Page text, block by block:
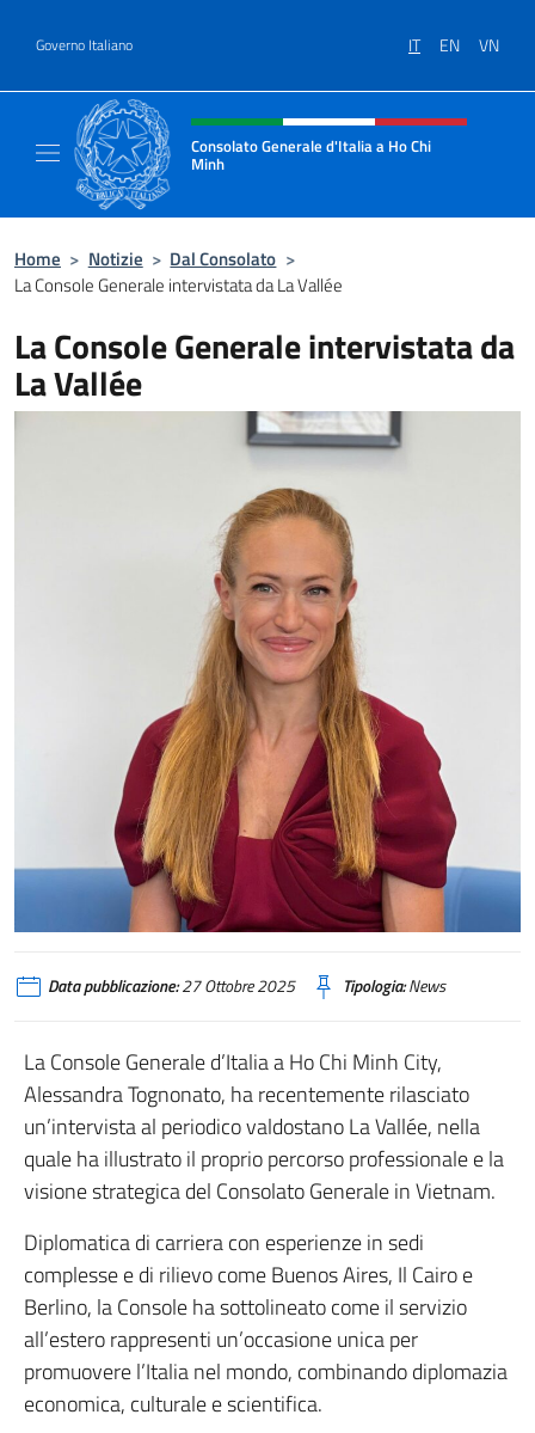
Governo Italiano IT EN VN
Intestazione sito, social e menù
Consolato Generale d'Italia a Ho Chi
Minh
Home > Notizie > Dal Consolato >
La Console Generale intervistata da La Vallée
La Console Generale intervistata da
La Vallée
Data pubblicazione:27 Ottobre 2025 Tipologia:News
La Console Generale d’Italia a Ho Chi Minh City,
Alessandra Tognonato, ha recentemente rilasciato
un’intervista al periodico valdostano La Vallée, nella
quale ha illustrato il proprio percorso professionale e la
visione strategica del Consolato Generale in Vietnam.
Diplomatica di carriera con esperienze in sedi
complesse e di rilievo come Buenos Aires, Il Cairo e
Berlino, la Console ha sottolineato come il servizio
all’estero rappresenti un’occasione unica per
promuovere l’Italia nel mondo, combinando diplomazia
economica, culturale e scientifica.